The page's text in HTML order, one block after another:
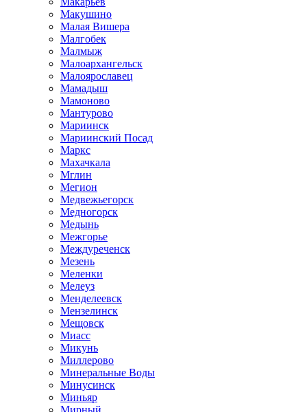
Макушино
Малая Вишера
Малгобек
Малмыж
Малоархангельск
Малоярославец
Мамадыш
Мамоново
Мантурово
Мариинск
Мариинский Посад
Маркс
Махачкала
Мглин
Мегион
Медвежьегорск
Медногорск
Медынь
Межгорье
Междуреченск
Мезень
Меленки
Мелеуз
Менделеевск
Мензелинск
Мещовск
Миасс
Микунь
Миллерово
Минеральные Воды
Минусинск
Миньяр
Мирный